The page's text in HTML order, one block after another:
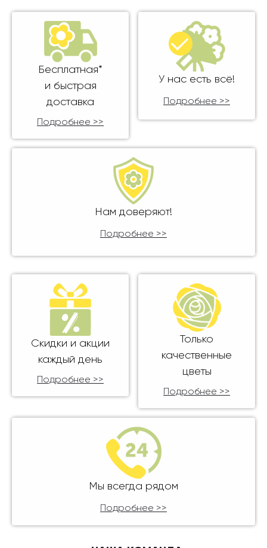
Бесплатная*
и быстрая
доставка
Подробнее >>
У нас есть всё!
Подробнее >>
Нам доверяют!
Подробнее >>
Скидки и акции
каждый день
Подробнее >>
Только
качественные
цветы
Подробнее >>
Мы всегда рядом
Подробнее >>